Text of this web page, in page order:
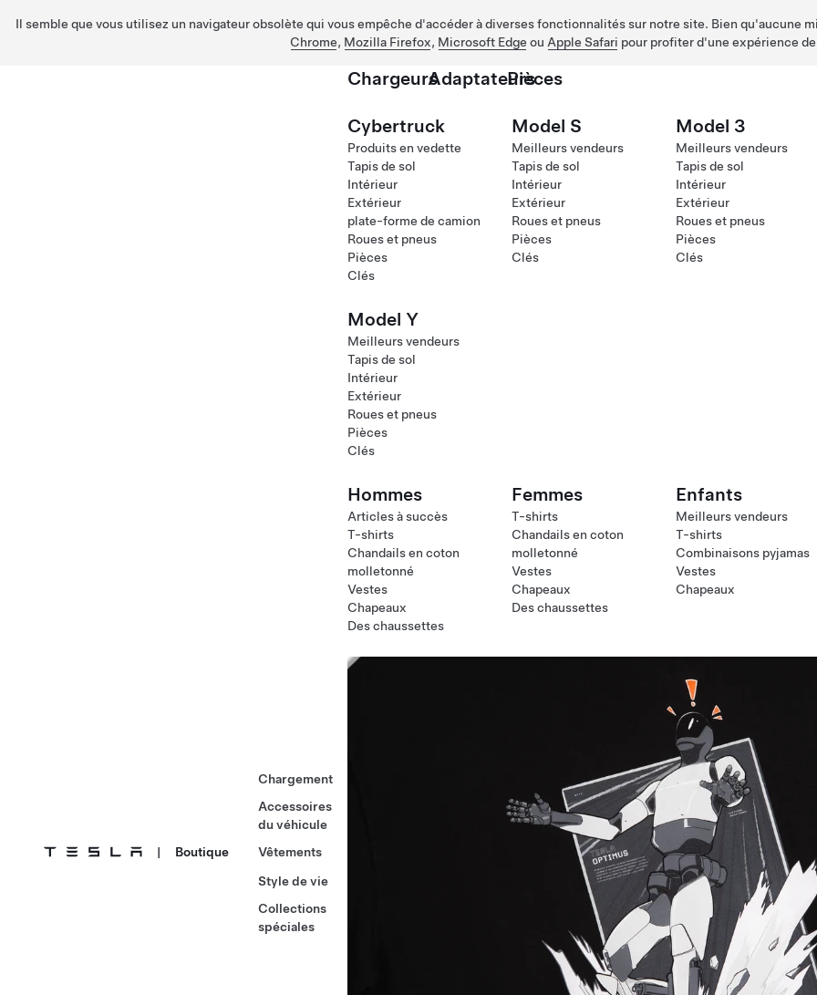
Il semble que vous utilisez un navigateur obsolète qui vous empêche d'accéder à diverses fonctionnalités sur notre site. Bien qu'aucune
Chrome, Mozilla Firefox, Microsoft Edge ou Apple Safari pour profiter d'une expérience
| Boutique
Chargement
Accessoires
du véhicule
Vêtements
Style de vie
Collections
spéciales
ChargeursAdaptateursPièces
Cybertruck
Produits en vedette
Tapis de sol
Intérieur
Extérieur
plate-forme de camion
Roues et pneus
Pièces
Clés
Model S
Meilleurs vendeurs
Tapis de sol
Intérieur
Extérieur
Roues et pneus
Pièces
Clés
Model 3
Meilleurs vendeurs
Tapis de sol
Intérieur
Extérieur
Roues et pneus
Pièces
Clés
Model Y
Meilleurs vendeurs
Tapis de sol
Intérieur
Extérieur
Roues et pneus
Pièces
Clés
Hommes
Articles à succès
T-shirts
Chandails en coton
molletonné
Vestes
Chapeaux
Des chaussettes
Femmes
T-shirts
Chandails en coton
molletonné
Vestes
Chapeaux
Des chaussettes
Enfants
Meilleurs vendeurs
T-shirts
Combinaisons pyjamas
Vestes
Chapeaux